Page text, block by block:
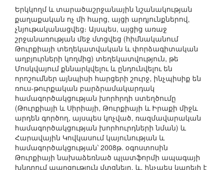
Երկկողմ և տարածաշրջանային նշանակության
քաղաքական ոչ մի հարց, այցի արդյունքներով,
չնյութականացվեց։ Այսպես, այցից առաջ
շրջանառության մեջ մտցվեց (հիմնականում
Թուրքիայի տեղեկատվական և փորձագիտական
աղբյուրների կողմից) տեղեկատվություն, թե
Մոսկվայում քննարկվելու և ընդունվելու են
որոշումներ այնպիսի հարցերի շուրջ, ինչպիսիք են
ռուս-թուրքական բարձրամակարդակ
համագործակցության խորհրդի ստեղծումը
(Թուրքիայի և Սիրիայի, Թուրքիայի և Իրաքի միջև
արդեն գործող, այսպես կոչված, ռազմավարական
համագործակցության խորհուրդների նման) և
Հարավային Կովկասում կայունության և
համագործակցության՝ 2008թ. օգոստոսին
Թուրքիայի նախաձեռնած պլատֆորմի ապագայի
խնդրում պարզություն մտցնելը, և, ինչպես կարելի է